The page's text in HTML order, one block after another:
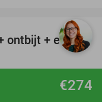
€274
33%
ontbijt + evt.